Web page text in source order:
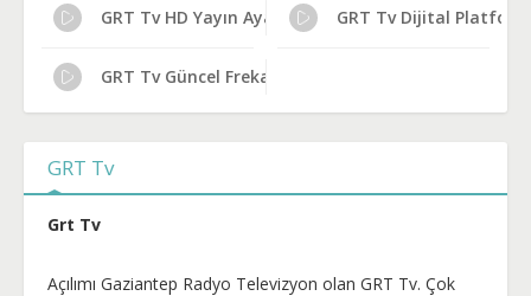
GRT Tv HD Yayın Ayarları GRT Tv Dijital
GRT Tv Güncel Frekans 2024
GRT Tv
Grt Tv
Açılımı Gaziantep Radyo Televizyon olan GRT Tv. Çok